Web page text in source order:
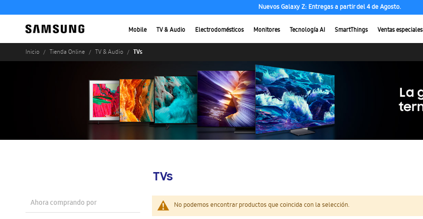
Nuevos Galaxy Z: Entregas a partir del 4 de Agosto.
Mobile TV & Audio Electrodomésticos Monitores Tecnología AI SmartThings Ventas especiales
Inicio Tienda Online TV & Audio TVs
TVs
No podemos encontrar productos que coincida con la selección.
Ahora comprando por